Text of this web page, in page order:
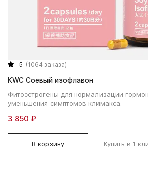
5 (1064 заказа)
KWC Соевый изофлавон
Фитоэстрогены для нормализации
уменьшения симптомов климакса.
3 850 ₽
В корзину Купить в 1